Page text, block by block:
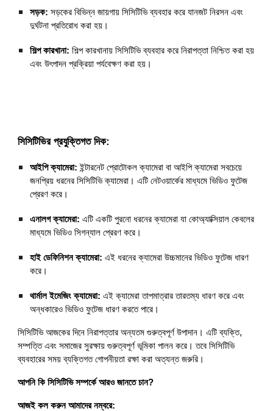
সড়ক: সড়কের বিভিন্ন জায়গায় সিসিটিভি ব্যবহার করে যানজট নিরসন এবং
দুর্ঘটনা প্রতিরোধ করা হয়।
শিল্প কারখানা: শিল্প কারখানায় সিসিটিভি ব্যবহার করে নিরাপত্তা নিশ্চিত করা হয়
এবং উৎপাদন প্রক্রিয়া পর্যবেক্ষণ করা হয়।
সিসিটিভির প্রযুক্তিগত দিক:
আইপি ক্যামেরা: ইন্টারনেট প্রোটোকল ক্যামেরা বা আইপি ক্যামেরা সবচেয়ে
জনপ্রিয় ধরনের সিসিটিভি ক্যামেরা। এটি নেটওয়ার্কের মাধ্যমে ভিডিও ফুটেজ
প্রেরণ করে।
এনালগ ক্যামেরা: এটি একটি পুরনো ধরনের ক্যামেরা যা কোঅ্যাক্সিয়াল কেবলের
মাধ্যমে ভিডিও সিগন্যাল প্রেরণ করে।
হাই ডেফিনিশন ক্যামেরা: এই ধরনের ক্যামেরা উচ্চমানের ভিডিও ফুটেজ ধারণ
করে।
থার্মাল ইমেজিং ক্যামেরা: এই ক্যামেরা তাপমাত্রার তারতম্য ধারণ করে এবং
অন্ধকারেও ভিডিও ফুটেজ ধারণ করতে পারে।
সিসিটিভি আজকের দিনে নিরাপত্তার অন্যতম গুরুত্বপূর্ণ উপাদান। এটি ব্যক্তি,
সম্পত্তি এবং সমাজের সুরক্ষায় গুরুত্বপূর্ণ ভূমিকা পালন করে। তবে সিসিটিভি
ব্যবহারের সময় ব্যক্তিগত গোপনীয়তা রক্ষা করা অত্যন্ত জরুরি।
আপনি কি সিসিটিভি সম্পর্কে আরও জানতে চান?
আজই কল করুন আমাদের নম্বরে: